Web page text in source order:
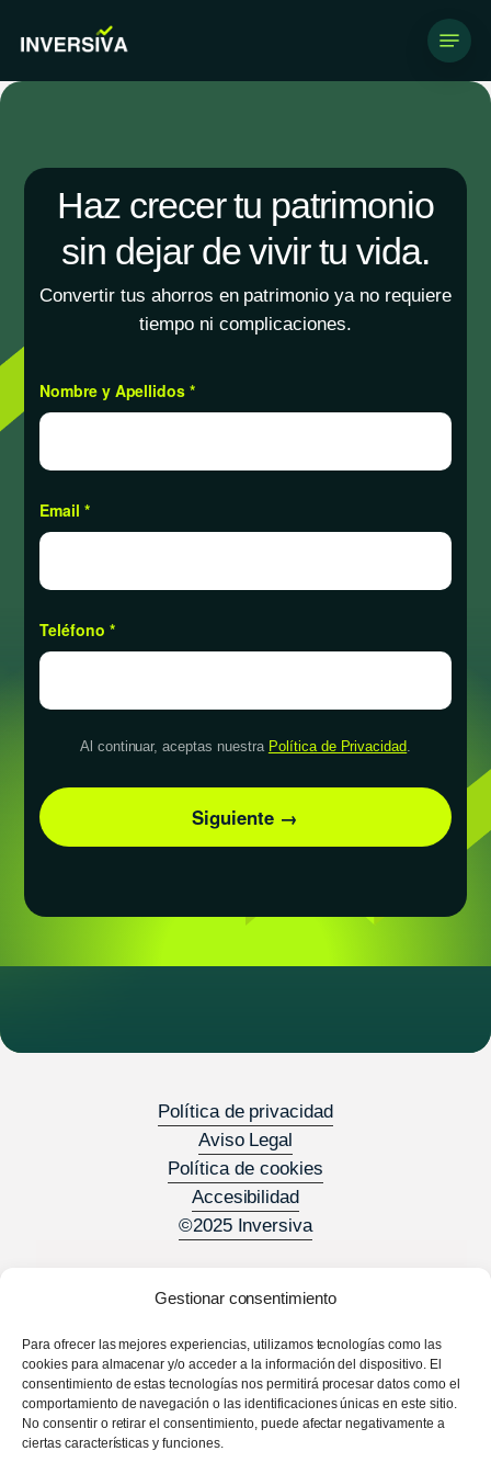
Gestionar consentimiento
Para ofrecer las mejores experiencias, utilizamos tecnologías como las
cookies para almacenar y/o acceder a la información del dispositivo. El
consentimiento de estas tecnologías nos permitirá procesar datos como el
comportamiento de navegación o las identificaciones únicas en este sitio.
No consentir o retirar el consentimiento, puede afectar negativamente a
ciertas características y funciones.
content
Menu
Haz crecer tu patrimonio
sin dejar de vivir tu vida.
Convertir tus ahorros en patrimonio ya no requiere
tiempo ni complicaciones.
Nombre y Apellidos *
Email *
Teléfono *
Al continuar, aceptas nuestra Política de Privacidad.
Siguiente →
Política de privacidad
Aviso Legal
Política de cookies
Accesibilidad
©2025 Inversiva